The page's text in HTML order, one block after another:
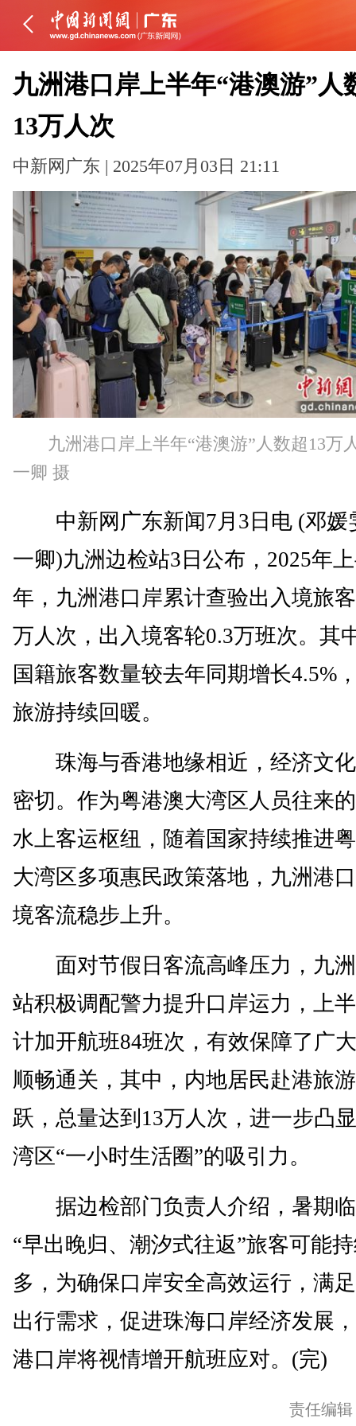
九洲港口岸上半年“港澳游”人
13万人次
中新网广东 | 2025年07月03日 21:11
九洲港口岸上半年“港澳游”人数超13万
一卿 摄
中新网广东新闻7月3日电 (邓媛
一卿)九洲边检站3日公布，2025年
年，九洲港口岸累计查验出入境旅
万人次，出入境客轮0.3万班次。其
国籍旅客数量较去年同期增长4.5%
旅游持续回暖。
珠海与香港地缘相近，经济文
密切。作为粤港澳大湾区人员往来
水上客运枢纽，随着国家持续推进
大湾区多项惠民政策落地，九洲港
境客流稳步上升。
面对节假日客流高峰压力，九
站积极调配警力提升口岸运力，上
计加开航班84班次，有效保障了广
顺畅通关，其中，内地居民赴港旅
跃，总量达到13万人次，进一步凸
湾区“一小时生活圈”的吸引力。
据边检部门负责人介绍，暑期
“早出晚归、潮汐式往返”旅客可能
多，为确保口岸安全高效运行，满
出行需求，促进珠海口岸经济发展
港口岸将视情增开航班应对。(完)
责任编